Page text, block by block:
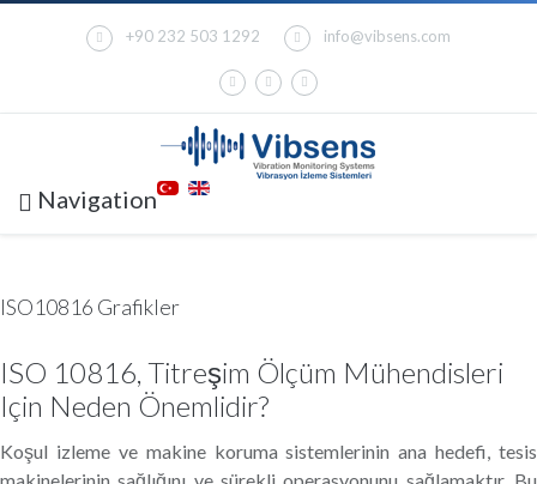
+90 232 503 1292 info@vibsens.com
Navigation
ISO10816 Grafikler
ISO 10816, Titreşim Ölçüm Mühendisleri
Için Neden Önemlidir?
Koşul izleme ve makine koruma sistemlerinin ana hedefi, tesis